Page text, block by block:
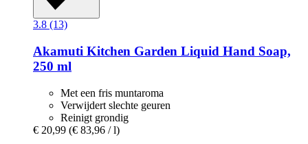
3.8 (13)
Akamuti Kitchen Garden Liquid Hand Soap,
250 ml
Met een fris muntaroma
Verwijdert slechte geuren
Reinigt grondig
€ 20,99 (€ 83,96 / l)